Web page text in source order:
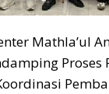
Mathla’ul
Proses